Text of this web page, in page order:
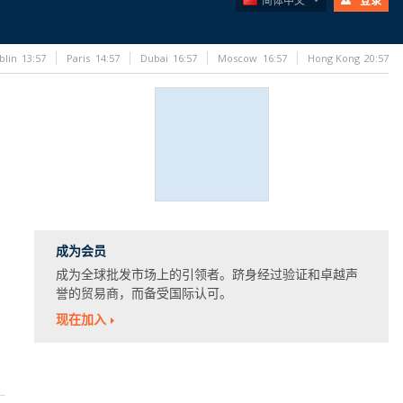
成为会员
成为全球批发市场上的引领者。跻身经过验证和卓越声
誉的贸易商，而备受国际认可。
现在加入
13:57 Paris 14:57 Dubai 16:57 Moscow 16:57 Hong Kong 20:57